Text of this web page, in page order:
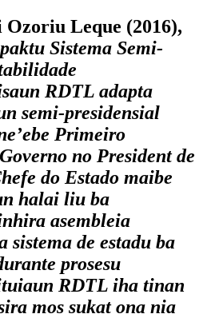
Leque (2016),
Sistema Semi-
RDTL adapta
semi-presidensial
Primeiro
no President de
do Estado maibe
halai liu ba
asembleia
sistema de estadu ba
prosesu
RDTL iha tinan
mos sukat ona nia